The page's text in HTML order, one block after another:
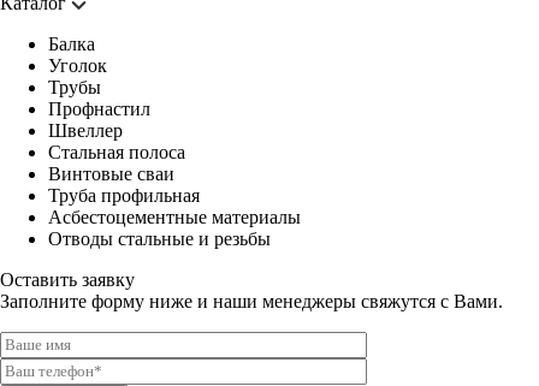
Балка
Уголок
Трубы
Профнастил
Швеллер
Стальная полоса
Винтовые сваи
Труба профильная
Асбестоцементные материалы
Отводы стальные и резьбы
Оставить заявку
Заполните форму ниже и наши менеджеры свяжутся с Вами.